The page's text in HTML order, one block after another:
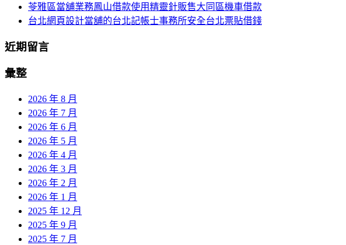
苓雅區當舖業務鳳山借款使用精靈針販售大同區機車借款
台北網頁設計當舖的台北記帳士事務所安全台北票貼借錢
近期留言
彙整
2026 年 8 月
2026 年 7 月
2026 年 6 月
2026 年 5 月
2026 年 4 月
2026 年 3 月
2026 年 2 月
2026 年 1 月
2025 年 12 月
2025 年 9 月
2025 年 7 月